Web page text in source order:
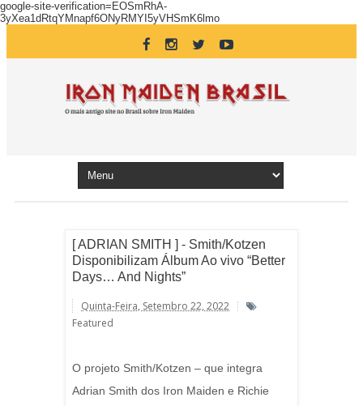
google-site-verification=EOSmRhA-
3yXea1dRtqYMnapf6ONyRMYI5yVHSmK6lmo
[ ADRIAN SMITH ] - Smith/Kotzen
Disponibilizam Álbum Ao vivo “Better
Days… And Nights”
Quinta-Feira, Setembro 22, 2022
Featured
O projeto Smith/Kotzen – que integra
Adrian Smith dos Iron Maiden e Richie